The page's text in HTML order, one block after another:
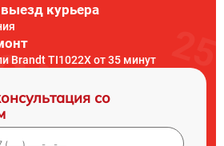
курьера
Brandt TI1022X от 35 минут
со